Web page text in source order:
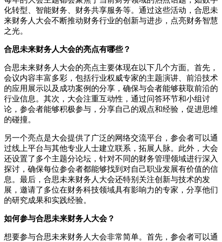
化转型、智能财务、财务共享服务等。通过这些活动，合思未
来财务人大会不断推动财务行业的创新与进步，点亮财务智慧
之光。
合思未来财务人大会的亮点有哪些？
合思未来财务人大会的亮点主要体现在以下几个方面。首先，
会议内容丰富多彩，包括行业权威专家的主题演讲、前沿技术
的应用展示以及成功案例的分享，确保与会者能够获取前沿的
行业信息。其次，大会注重互动性，通过问答环节和小组讨
论，参会者能够积极参与，分享自己的观点和经验，促进思维
的碰撞。
另一个亮点是大会提供了广泛的网络交流平台，参会者可以通
过线上平台与其他专业人士建立联系，拓展人脉。此外，大会
还设置了多个主题分论坛，针对不同的财务管理领域进行深入
探讨，确保每位参会者都能够找到对自己职业发展有价值的信
息。最后，合思未来财务人大会还特别关注创新与技术的发
展，邀请了多位在财务科技领域具有影响力的专家，分享他们
的研究成果和实践经验。
如何参与合思未来财务人大会？
想要参与合思未来财务人大会非常简单。首先，参会者可以通